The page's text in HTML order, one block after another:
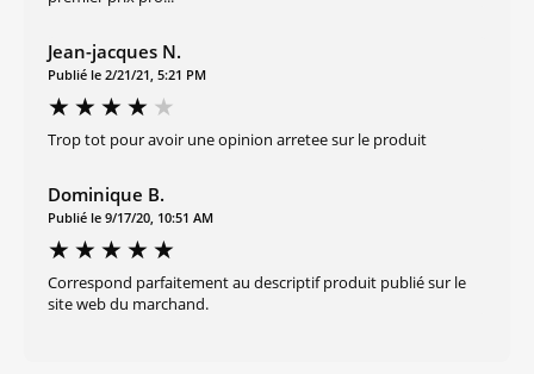
Jean-jacques N.
Publié le 2/21/21, 5:21 PM
Trop tot pour avoir une opinion arretee sur le produit
Dominique B.
Publié le 9/17/20, 10:51 AM
Correspond parfaitement au descriptif produit publié sur le
site web du marchand.